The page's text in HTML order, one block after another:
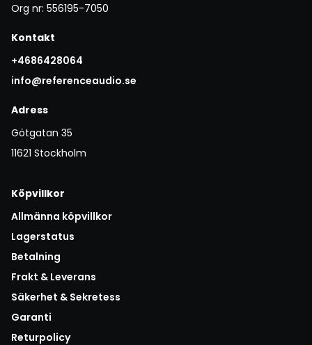
Org nr: 556195-7050
Kontakt
+4686428064
info@referenceaudio.se
Adress
Götgatan 35
11621 Stockholm
Köpvillkor
Allmänna köpvillkor
Lagerstatus
Betalning
Frakt & Leverans
Säkerhet & Sekretess
Garanti
Returpolicy